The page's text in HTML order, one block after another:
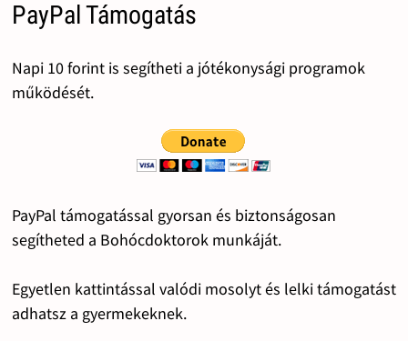
PayPal Támogatás
Napi 10 forint is segítheti a jótékonysági programok
működését.
PayPal támogatással gyorsan és biztonságosan
segítheted a Bohócdoktorok munkáját.
Egyetlen kattintással valódi mosolyt és lelki támogatást
adhatsz a gyermekeknek.